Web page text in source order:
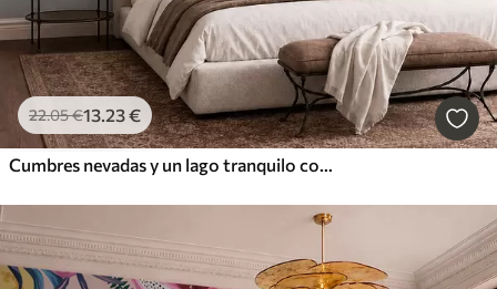
22.05€13 .23€